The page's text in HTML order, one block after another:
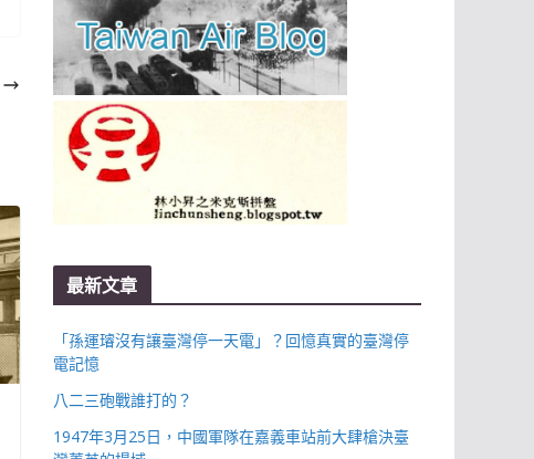
最新文章
「孫運璿沒有讓臺灣停一天電」？回憶真實的臺灣停
電記憶
八二三砲戰誰打的？
1947年3月25日，中國軍隊在嘉義車站前大肆槍決臺